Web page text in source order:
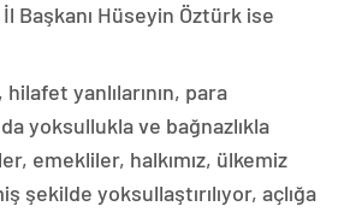
Başkanı Hüseyin Öztürk ise
hilafet yanlılarının, para
yoksullukla ve bağnazlıkla
emekliler, halkımız, ülkemiz
şekilde yoksullaştırılıyor, açlığa